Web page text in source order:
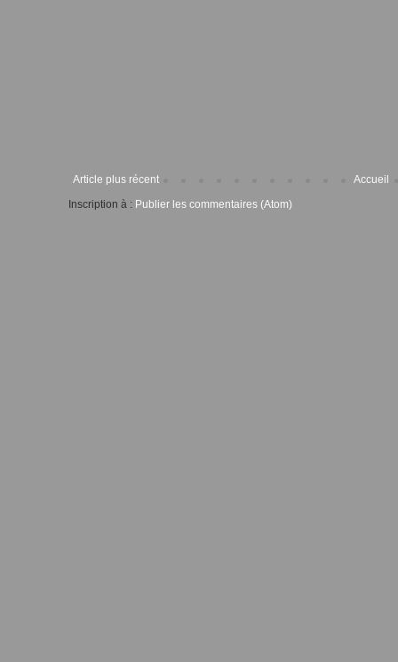
Article plus récent
Accueil
Inscription à : Publier les commentaires (Atom)